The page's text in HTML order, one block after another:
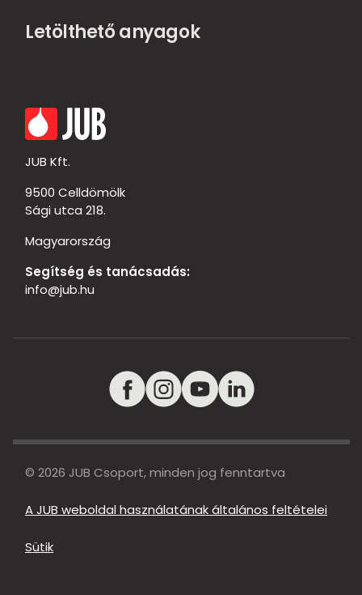
Letölthető anyagok
JUB Kft.
9500 Celldömölk
Sági utca 218.
Magyarország
Segítség és tanácsadás:
info@jub.hu
© 2026 JUB Csoport, minden jog fenntartva
A JUB weboldal használatának általános feltételei
Sütik